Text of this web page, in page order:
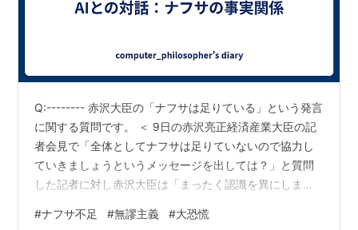
ある。もう一つの学説は，連邦準備制度による通貨政策
だとする，いわゆるマネタリズムの考えである。
J.M.ケインズは，不況の原因を有効需要の不足に求める
理論体系を《 雇用・利子および貨幣の一般理論
》として
1936年に発表した。有効需要の不足によって発生して
いる大量の失業を，政府支出の拡大なり減税といった財
政政策，あるいは通貨供給の増大といった金融政策によ
って，解消していくことができることを証明したのであ
る。それ以前の古典派経済学では，失業の発生を，もっ
Q:-------- 赤沢大臣の「ナフサは足りている」という発言
に関する質問です。 ＜ 9日の赤沢亮正経済産業大臣の記
者会見で「全体としてナフサは足りていないので協力し
ていきましょうというメッセージを出しては？」と質問
した記者に対し赤沢大臣は「まったく認識を異にしま
しました。 ＞ 対談の全文は、以下にあります。 ＜＜
#ナフサ不足 #無謬主義 #大恐慌